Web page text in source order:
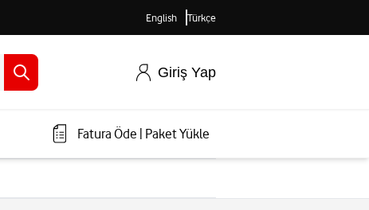
English Türkçe
Giriş Yap
Fatura Öde Paket Yükle